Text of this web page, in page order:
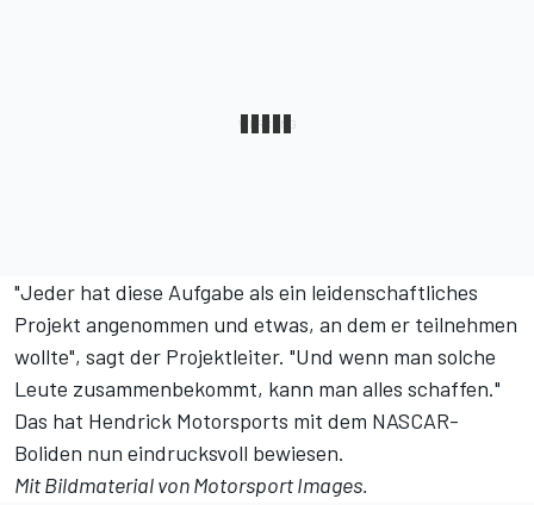
"Jeder hat diese Aufgabe als ein leidenschaftliches
Projekt angenommen und etwas, an dem er teilnehmen
wollte", sagt der Projektleiter. "Und wenn man solche
Leute zusammenbekommt, kann man alles schaffen."
Das hat Hendrick Motorsports mit dem NASCAR-
Boliden nun eindrucksvoll bewiesen.
Mit Bildmaterial von Motorsport Images.